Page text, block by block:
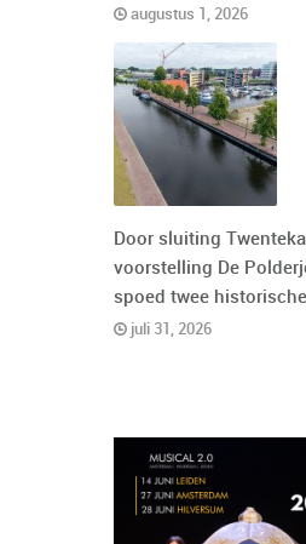
augustus 1, 2026
Door sluiting
voorstelling De
spoed twee
juli 31, 2026